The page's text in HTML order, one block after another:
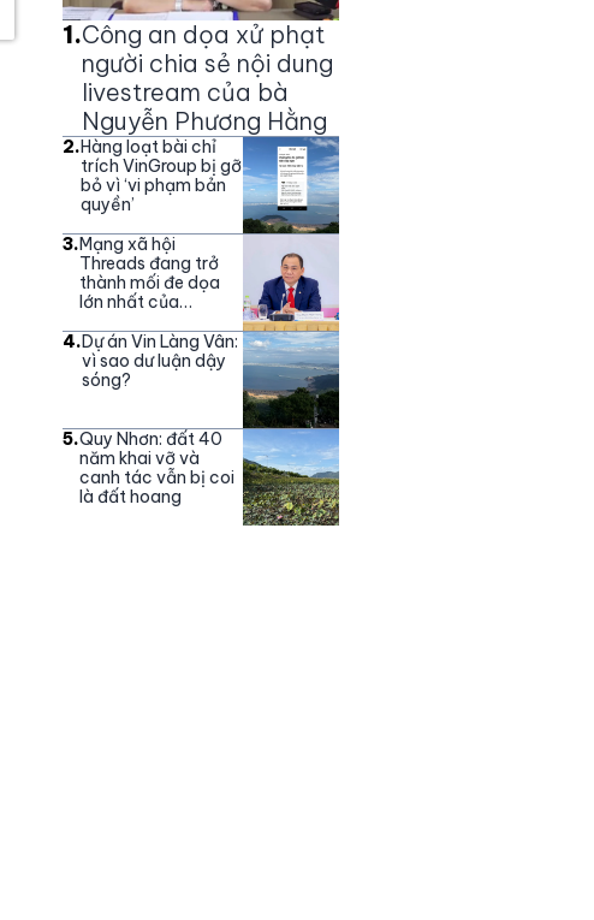
1.Công an dọa xử phạt
người chia sẻ nội dung
livestream của bà
Nguyễn Phương Hằng
2.Hàng loạt bài chỉ
trích VinGroup bị gỡ
bỏ vì ‘vi phạm bản
quyền’
3.Mạng xã hội
Threads đang trở
thành mối đe dọa
lớn nhất của
4.Dự án Vin Làng Vân:
vì sao dư luận dậy
sóng?
5.Quy Nhơn: đất 40
năm khai vỡ và
canh tác vẫn bị coi
là đất hoang